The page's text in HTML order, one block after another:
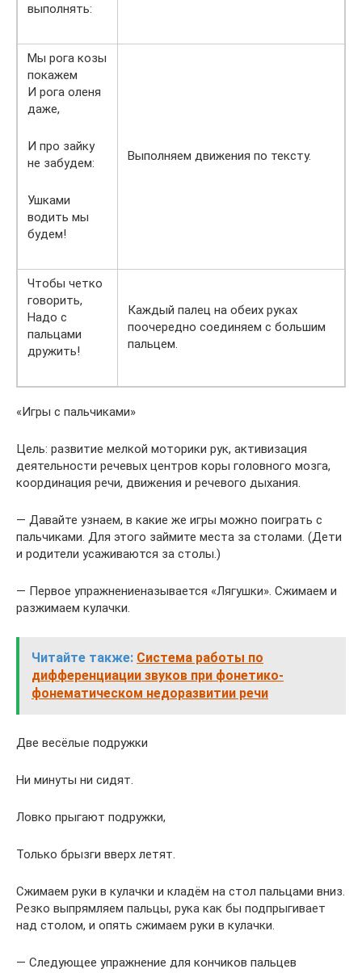
выполнять:
Мы рога козы
покажем
И рога оленя
даже,
И про зайку
не забудем:
Ушками
водить мы
будем!
Выполняем движения по тексту.
Чтобы четко
говорить,
Надо с
пальцами
дружить!
Каждый палец на обеих руках
поочередно соединяем с большим
пальцем.
«Игры с пальчиками»
Цель: развитие мелкой моторики рук, активизация
деятельности речевых центров коры головного мозга,
координация речи, движения и речевого дыхания.
— Давайте узнаем, в какие же игры можно поиграть с
пальчиками. Для этого займите места за столами. (Дети
и родители усаживаются за столы.)
— Первое упражнениеназывается «Лягушки». Сжимаем и
разжимаем кулачки.
Читайте также: Система работы по
дифференциации звуков при фонетико-
фонематическом недоразвитии речи
Две весёлые подружки
Ни минуты ни сидят.
Ловко прыгают подружки,
Только брызги вверх летят.
Сжимаем руки в кулачки и кладём на стол пальцами вниз.
Резко выпрямляем пальцы, рука как бы подпрыгивает
над столом, и опять сжимаем руки в кулачки.
— Следующее упражнение для кончиков пальцев